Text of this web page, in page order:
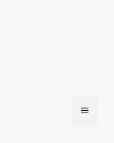
MENU